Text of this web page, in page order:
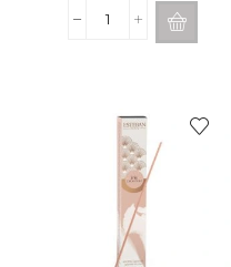
era:
19,95€.
Incienso
Japonés
40
Varillas
cantidad